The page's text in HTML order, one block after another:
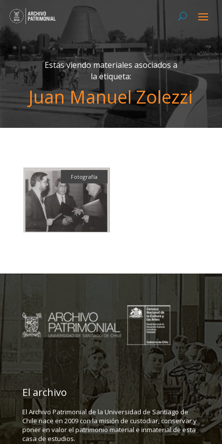
Estás viendo materiales asociados a
la etiqueta:
Juan Manuel Zolezzi
Fotografía
El archivo
El Archivo Patrimonial de la Universidad de Santiago de
Chile nace en 2009 con la misión de custodiar, conservar y
poner en valor el patrimonio material e inmaterial de esta
casa de estudios.